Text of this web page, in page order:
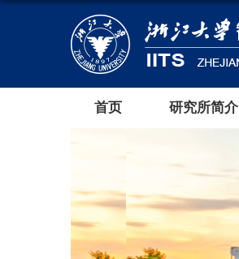
首页 研究所简介